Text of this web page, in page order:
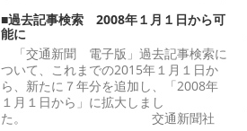
■過去記事検索 2008年１月１日から可
能に
「交通新聞 電子版」過去記事検索に
ついて、これまでの2015年１月１日か
ら、新たに７年分を追加し、「2008年
１月１日から」に拡大しまし
た。 交通新聞社